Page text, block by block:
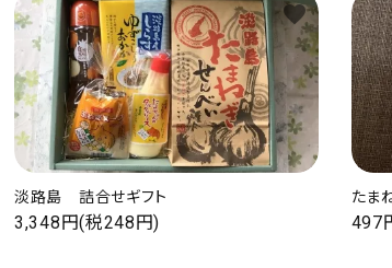
淡路島 詰合せギフト
3,348円(税248円)
favorite
たま
497